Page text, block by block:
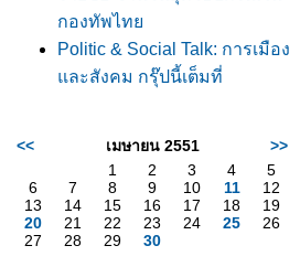
กองทัพไท
Politic & Social Talk: การเมือง
ละสังคม กรุ๊ปนี้เต็มที่
<< เมษายน 2551
>>
1
2 3 4
5
6
7 8 9 10 11
12
13
14 15 16 17 18
19
20
21 22 23 24 25
26
27
28 29 30